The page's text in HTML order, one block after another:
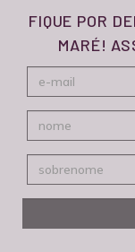
FIQUE POR
MARÉ!